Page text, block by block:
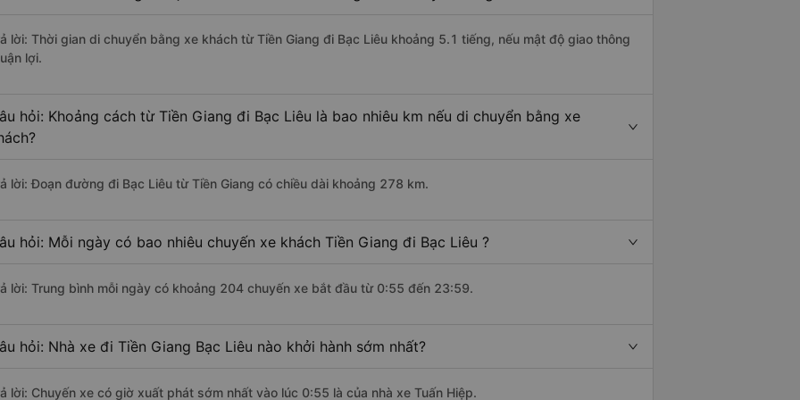
lời: Thời gian di chuyển bằng xe khách từ Tiền Giang đi Bạc Liêu khoảng 5.1 tiếng, nếu mật độ giao thông
lợi.
hỏi: Khoảng cách từ Tiền Giang đi Bạc Liêu là bao nhiêu km nếu di chuyển bằng xe
lời: Đoạn đường đi Bạc Liêu từ Tiền Giang có chiều dài khoảng 278 km.
hỏi: Mỗi ngày có bao nhiêu chuyến xe khách Tiền Giang đi Bạc Liêu ?
lời: Trung bình mỗi ngày có khoảng 204 chuyến xe bắt đầu từ 0:55 đến 23:59.
hỏi: Nhà xe đi Tiền Giang Bạc Liêu nào khởi hành sớm nhất?
lời: Chuyến xe có giờ xuất phát sớm nhất vào lúc 0:55 là của nhà xe Tuấn Hiệp.